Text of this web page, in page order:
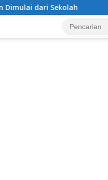
Buka Sosialisasi Akbar